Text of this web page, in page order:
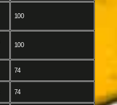
100
100
74
74